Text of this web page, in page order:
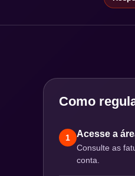
Como
1 Acesse a
Consulte as
conta.